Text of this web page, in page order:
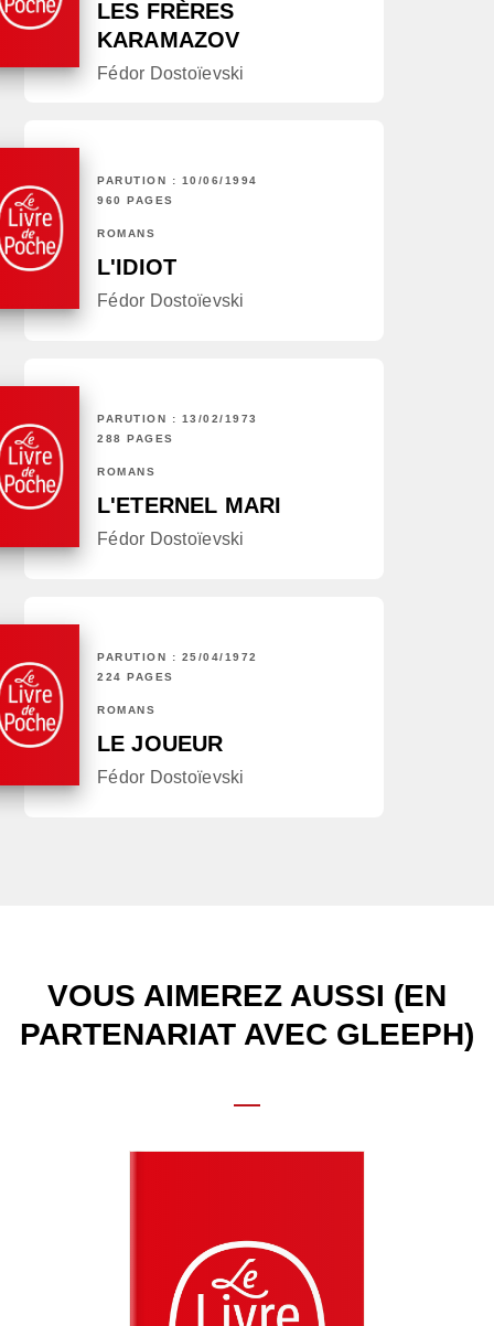
LES FRÈRES
KARAMAZOV
Fédor Dostoïevski
PARUTION : 10/06/1994
960 PAGES
ROMANS
L'IDIOT
Fédor Dostoïevski
PARUTION : 13/02/1973
288 PAGES
ROMANS
L'ETERNEL MARI
Fédor Dostoïevski
PARUTION : 25/04/1972
224 PAGES
ROMANS
LE JOUEUR
Fédor Dostoïevski
VOUS AIMEREZ AUSSI (EN
PARTENARIAT AVEC GLEEPH)